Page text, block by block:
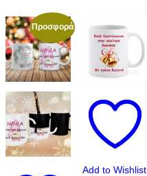
Προσφορά
Add to Wishlist